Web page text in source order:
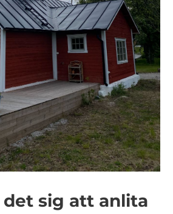
det sig att anlita